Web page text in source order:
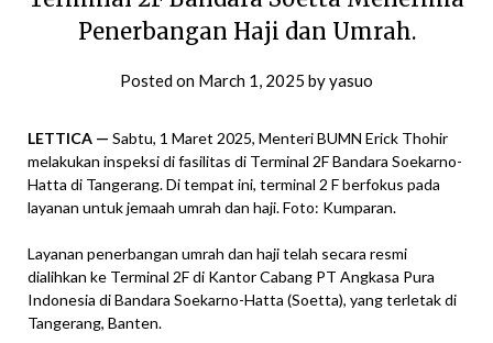
Penerbangan Haji dan Umrah.
Posted on March 1, 2025 byyasuo
LETTICA — Sabtu, 1 Maret 2025, Menteri BUMN Erick Thohir
melakukan inspeksi di fasilitas di Terminal 2F Bandara Soekarno-
Hatta di Tangerang. Di tempat ini, terminal 2 F berfokus pada
layanan untuk jemaah umrah dan haji. Foto: Kumparan.
Layanan penerbangan umrah dan haji telah secara resmi
dialihkan ke Terminal 2F di Kantor Cabang PT Angkasa Pura
Indonesia di Bandara Soekarno-Hatta (Soetta), yang terletak di
Tangerang, Banten.